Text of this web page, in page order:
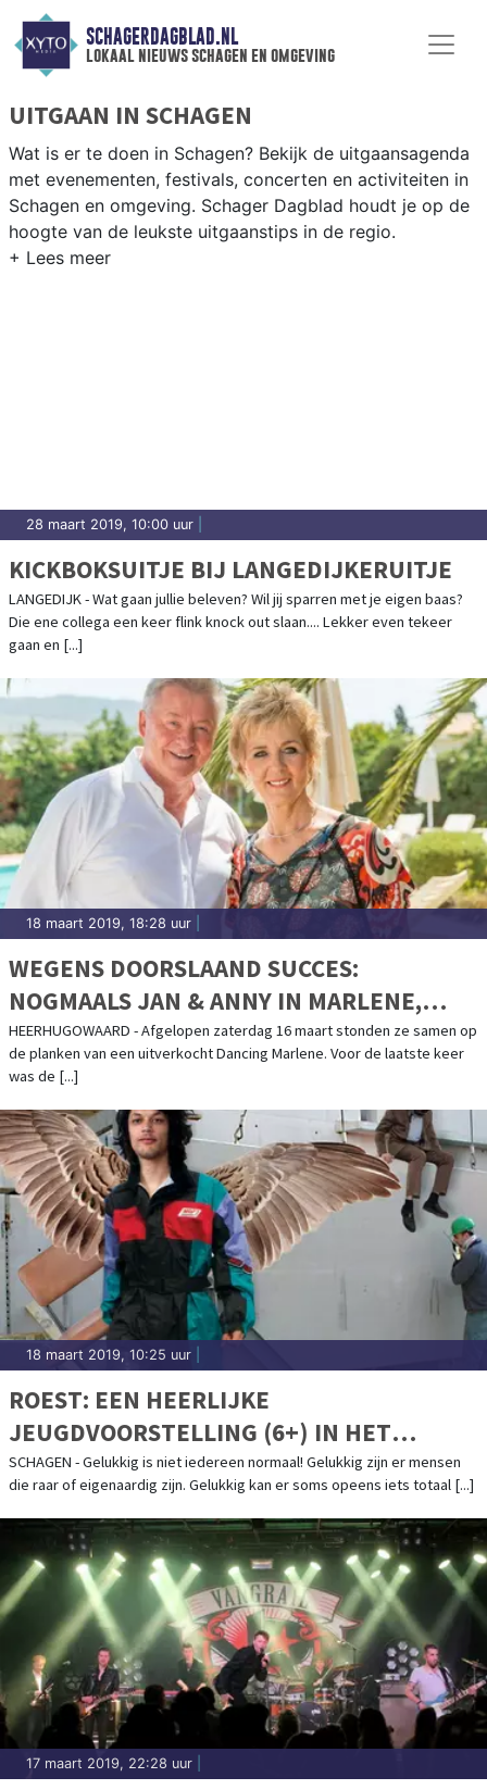
SCHAGERDAGBLAD.NL
lokaal nieuws schagen en omgeving
UITGAAN IN SCHAGEN
Wat is er te doen in Schagen? Bekijk de uitgaansagenda
met evenementen, festivals, concerten en activiteiten in
Schagen en omgeving. Schager Dagblad houdt je op de
hoogte van de leukste uitgaanstips in de regio.
28 maart 2019, 10:00 uur
KICKBOKSUITJE BIJ LANGEDIJKERUITJE
LANGEDIJK - Wat gaan jullie beleven? Wil jij sparren met je eigen baas?
Die ene collega een keer flink knock out slaan.... Lekker even tekeer
gaan en [...]
18 maart 2019, 18:28 uur
WEGENS DOORSLAAND SUCCES:
NOGMAALS JAN & ANNY IN MARLENE,
VOOR DE ALLER ALLER LAATSTE KEER!
HEERHUGOWAARD - Afgelopen zaterdag 16 maart stonden ze samen op
de planken van een uitverkocht Dancing Marlene. Voor de laatste keer
was de [...]
18 maart 2019, 10:25 uur
ROEST: EEN HEERLIJKE
JEUGDVOORSTELLING (6+) IN HET
SCAGON THEATER
SCHAGEN - Gelukkig is niet iedereen normaal! Gelukkig zijn er mensen
die raar of eigenaardig zijn. Gelukkig kan er soms opeens iets totaal [...]
17 maart 2019, 22:28 uur